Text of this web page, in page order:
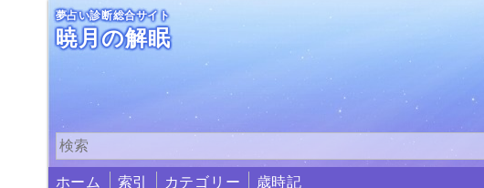
夢占い診断総合サイト
暁月の解眠
ホーム 索引 カテゴリー 歳時記